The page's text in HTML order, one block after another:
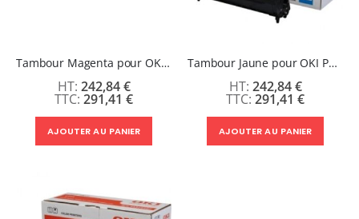
Tambour Magenta pour OKI PRO8432WT
291,41 €
242,84 €
AJOUTER AU PANIER
Tambour Jaune pour OKI PRO8432WT
291,41 €
242,84 €
AJOUTER AU PANIER